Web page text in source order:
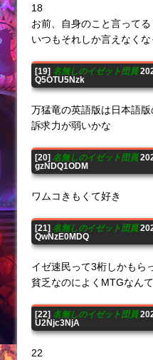
18
お前、自身のこと言ってる
いつもそれしか言えなくな
[19] 名無しのイゼット団員
Q5OTU5Nzk
万猛竜の英語版は日本語
訴求力が弱いかな
[20] 名無しのイゼット団員
gzNDQ1ODM
ワムコきもくて好き
[21] 名無しのイゼット団員
QwNzE0MDQ
イゼ速民って3桁しかもら
貧乏なのによくMTGなん
[22] 名無しのイゼット団員
U2Njc3NjA
22